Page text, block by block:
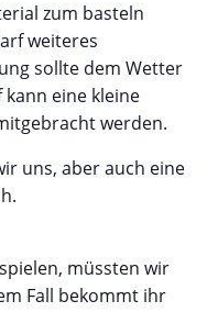
zum basteln
weiteres
sollte dem Wetter
kann eine kleine
werden.
uns, aber auch eine
müssten wir
Fall bekommt ihr